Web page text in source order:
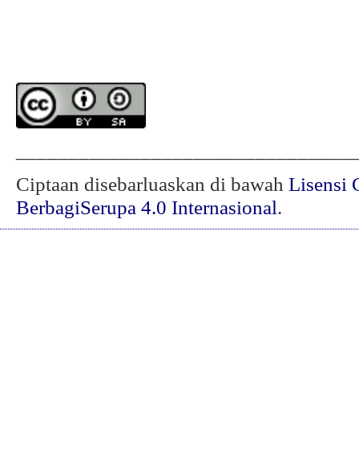
Ciptaan disebarluaskan di bawah Lisensi
BerbagiSerupa 4.0 Internasional.